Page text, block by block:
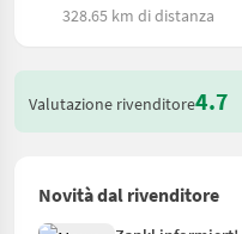
328.65 km di distanza
Valutazione rivenditore4.7
Novità dal rivenditore